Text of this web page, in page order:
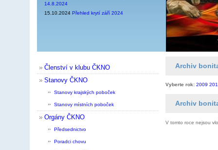
14.8.2024
15.10.2024 Přehled krytí září 2024
Členství v klubu ČKNO
Stanovy ČKNO
Stanovy krajských poboček
Stanovy místních poboček
Orgány ČKNO
Předsednictvo
Poradci chovu
Archiv
Vyberte rok: 2009
Archiv
V tomto roce nejsou